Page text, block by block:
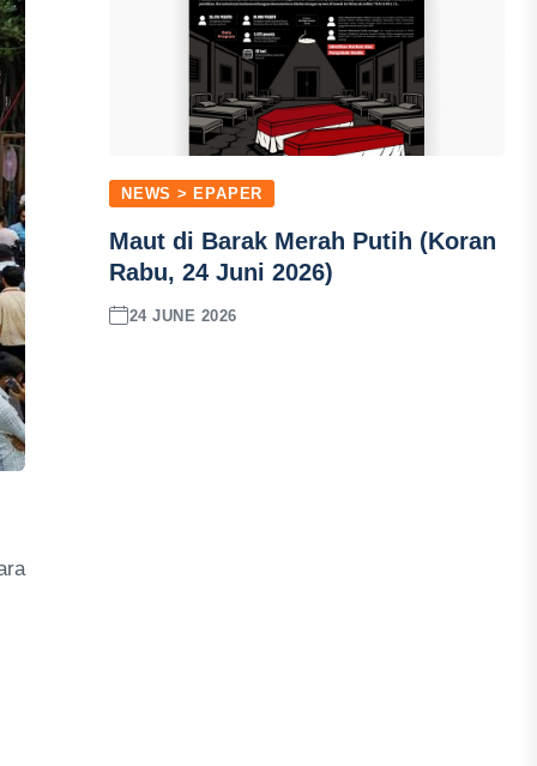
NEWS > EPAPER
Maut di Barak Merah Putih (Koran
Rabu, 24 Juni 2026)
24 JUNE 2026